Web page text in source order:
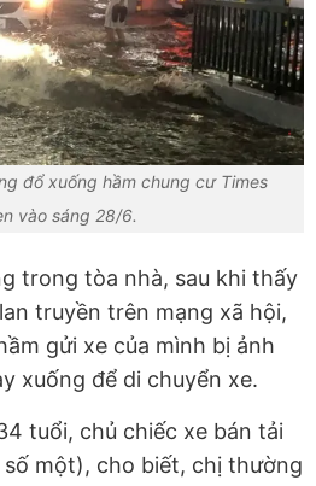
đổ xuống hầm chung cư Times
vào sáng 28/6.
trong tòa nhà, sau khi thấy
truyền trên mạng xã hội,
gửi xe của mình bị ảnh
xuống để di chuyển xe.
tuổi, chủ chiếc xe bán tải
một), cho biết, chị thường